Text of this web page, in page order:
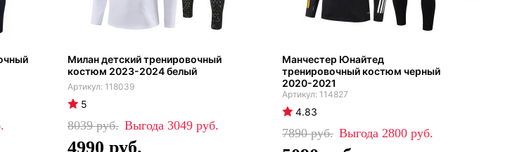
Милан детский тренировочный
костюм 2023-2024 белый
118039
5
8039 3049
4990
Манчестер Юнайтед
тренировочный костюм черный
2020-2021
114827
4.83
7890 2800